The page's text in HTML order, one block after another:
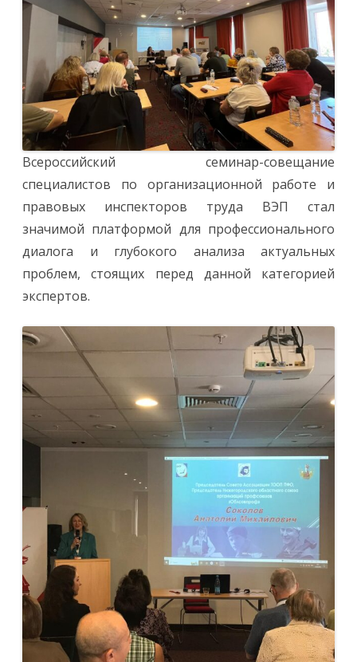
Всероссийский семинар-совещание
специалистов по организационной работе и
правовых инспекторов труда ВЭП стал
значимой платформой для профессионального
диалога и глубокого анализа актуальных
проблем, стоящих перед данной категорией
экспертов.